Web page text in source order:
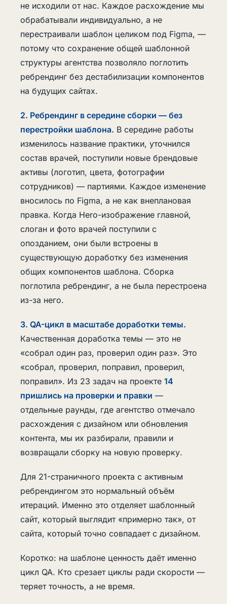
не исходили от нас. Каждое расхождение мы
обрабатывали индивидуально, а не
перестраивали шаблон целиком под Figma, —
потому что сохранение общей шаблонной
структуры агентства позволяло поглотить
ребрендинг без дестабилизации компонентов
на будущих сайтах.
2. Ребрендинг в середине сборки — без
перестройки шаблона. В середине работы
изменилось название практики, уточнился
состав врачей, поступили новые брендовые
активы (логотип, цвета, фотографии
сотрудников) — партиями. Каждое изменение
вносилось по Figma, а не как внеплановая
правка. Когда Hero-изображение главной,
слоган и фото врачей поступили с
опозданием, они были встроены в
существующую доработку без изменения
общих компонентов шаблона. Сборка
поглотила ребрендинг, а не была перестроена
из-за него.
3. QA-цикл в масштабе доработки темы.
Качественная доработка темы — это не
«собрал один раз, проверил один раз». Это
«собрал, проверил, поправил, проверил,
поправил». Из 23 задач на проекте 14
пришлись на проверки и правки —
отдельные раунды, где агентство отмечало
расхождения с дизайном или обновления
контента, мы их разбирали, правили и
возвращали сборку на новую проверку.
Для 21-страничного проекта с активным
ребрендингом это нормальный объём
итераций. Именно это отделяет шаблонный
сайт, который выглядит «примерно так», от
сайта, который точно совпадает с дизайном.
Коротко: на шаблоне ценность даёт именно
цикл QA. Кто срезает циклы ради скорости —
теряет точность, а не время.